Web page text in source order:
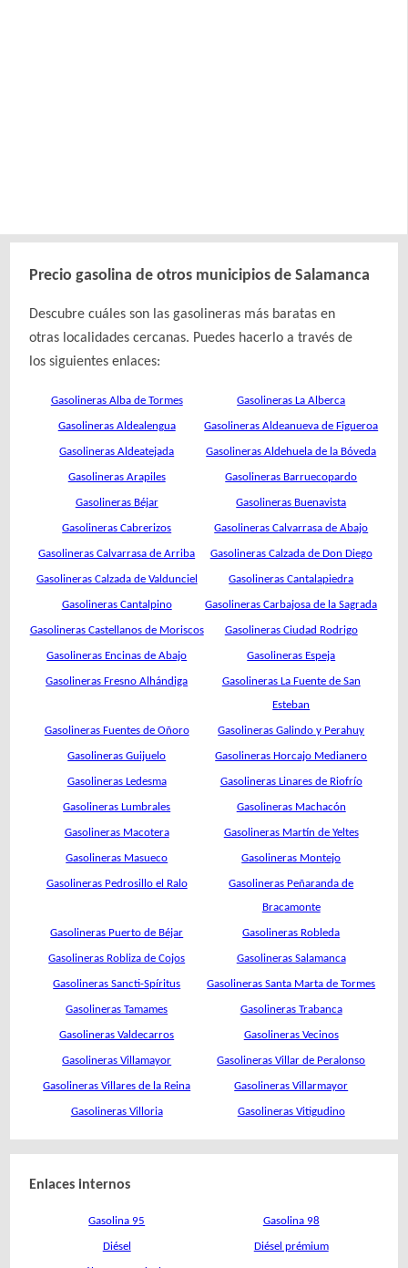
Precio gasolina de otros municipios de Salamanca
Descubre cuáles son las gasolineras más baratas en
otras localidades cercanas. Puedes hacerlo a través de
los siguientes enlaces:
Gasolineras Alba de Tormes Gasolineras La Alberca
Gasolineras Aldealengua Gasolineras Aldeanueva de Figueroa
Gasolineras Aldeatejada Gasolineras Aldehuela de la Bóveda
Gasolineras Arapiles Gasolineras Barruecopardo
Gasolineras Béjar Gasolineras Buenavista
Gasolineras Cabrerizos Gasolineras Calvarrasa de Abajo
Gasolineras Calvarrasa de Arriba Gasolineras Calzada de Don Diego
Gasolineras Calzada de Valdunciel Gasolineras Cantalapiedra
Gasolineras Cantalpino Gasolineras Carbajosa de la Sagrada
Gasolineras Castellanos de Moriscos Gasolineras Ciudad Rodrigo
Gasolineras Encinas de Abajo Gasolineras Espeja
Gasolineras Fresno Alhándiga
Gasolineras La Fuente de San
Esteban
Gasolineras Fuentes de Oñoro Gasolineras Galindo y Perahuy
Gasolineras Guijuelo Gasolineras Horcajo Medianero
Gasolineras Ledesma Gasolineras Linares de Riofrío
Gasolineras Lumbrales Gasolineras Machacón
Gasolineras Macotera Gasolineras Martín de Yeltes
Gasolineras Masueco Gasolineras Montejo
Gasolineras Pedrosillo el Ralo
Gasolineras Peñaranda de
Bracamonte
Gasolineras Puerto de Béjar Gasolineras Robleda
Gasolineras Robliza de Cojos Gasolineras Salamanca
Gasolineras Sancti-Spíritus Gasolineras Santa Marta de Tormes
Gasolineras Tamames Gasolineras Trabanca
Gasolineras Valdecarros Gasolineras Vecinos
Gasolineras Villamayor Gasolineras Villar de Peralonso
Gasolineras Villares de la Reina Gasolineras Villarmayor
Gasolineras Villoria Gasolineras Vitigudino
Enlaces internos
Gasolina 95 Gasolina 98
Diésel Diésel prémium